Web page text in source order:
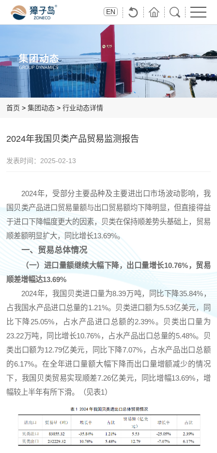
EN
獐
岛
岛
品
动
者
系
风
獐
岛
首页 >集团动态 >行业动态详情
2024年我国贝类产品贸易监测报告
发表时间： 2025-02-13
2024年，受部分主要品种及主要进出口市场波动影响，我
国贝类产品进口贸易量额与出口贸易额均下降明显，但直接得益
于进口下降幅度更大的因素，贝类在保持顺差势头基础上，贸易
顺差额明显扩大，同比增长13.69%。
一、贸易总体情况
（一）进口量额继续大幅下降，出口量增长10.76%，贸易
顺差增幅达13.69%
2024年，我国贝类进口量为8.39万吨，同比下降35.84%，
占我国水产品进口总量的1.21%。贝类进口额为5.53亿美元，同
比下降25.05%，占水产品进口总额的2.39%。贝类出口量为
23.22万吨，同比增长10.76%，占水产品出口总量的5.48%。贝
类出口额为12.79亿美元，同比下降7.07%，占水产品出口总额
的6.17%。在全年进口量额大幅下降而出口量增额减少的情况
下，我国贝类贸易实现顺差7.26亿美元，同比增幅13.69%，增
幅较上半年有所下滑。（见表1）